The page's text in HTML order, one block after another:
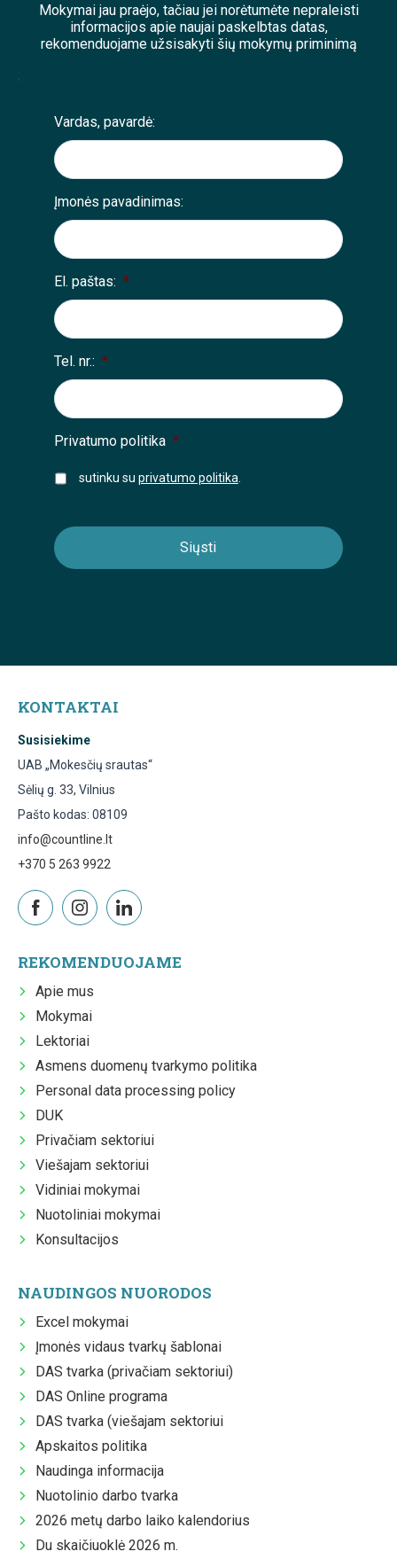
Mokymai jau praėjo, tačiau jei norėtumėte nepraleisti
informacijos apie naujai paskelbtas datas,
rekomenduojame užsisakyti šių mokymų priminimą
;
Vardas, pavardė:
Įmonės pavadinimas:
El. paštas: *
Tel. nr.: *
Privatumo politika *
sutinku su privatumo politika
KONTAKTAI
Susisiekime
UAB „Mokesčių srautas“
Sėlių g. 33, Vilnius
Pašto kodas: 08109
info@countline.lt
+370 5 263 9922
REKOMENDUOJAME
Apie mus
Mokymai
Lektoriai
Asmens duomenų tvarkymo politika
Personal data processing policy
DUK
Privačiam sektoriui
Viešajam sektoriui
Vidiniai mokymai
Nuotoliniai mokymai
Konsultacijos
NAUDINGOS NUORODOS
Excel mokymai
Įmonės vidaus tvarkų šablonai
DAS tvarka (privačiam sektoriui)
DAS Online programa
DAS tvarka (viešajam sektoriui
Apskaitos politika
Naudinga informacija
Nuotolinio darbo tvarka
2026 metų darbo laiko kalendorius
Du skaičiuoklė 2026 m.